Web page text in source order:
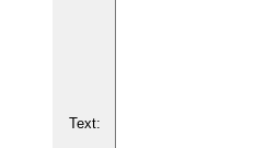
Text: